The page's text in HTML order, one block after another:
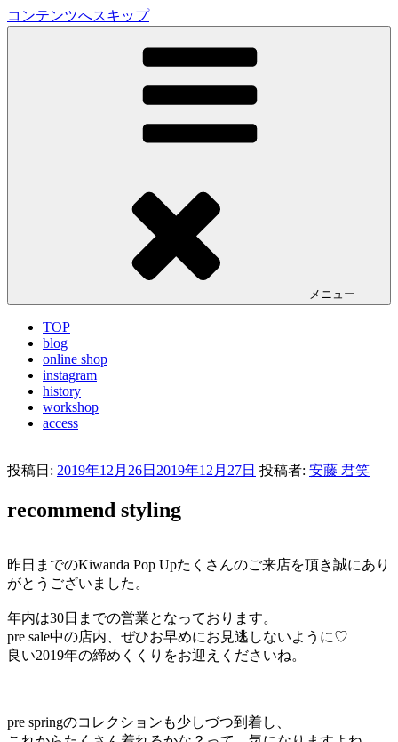
コンテンツへスキップ
LA VILLA ROUGE Blog
メニュー
TOP
blog
online shop
instagram
history
workshop
access
投稿日: 2019年12月26日 2019年12月27日 投稿者: 安藤 君笑
recommend styling
昨日までのKiwanda Pop Upたくさんのご来店を頂き誠にあり
がとうございました。
年内は30日までの営業となっております。
pre sale中の店内、ぜひお早めにお見逃しないように♡
良い2019年の締めくくりをお迎えくださいね。
pre springのコレクションも少しづつ到着し、